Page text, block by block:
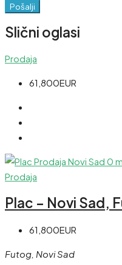
Pošalji
Slični oglasi
Prodaja
61,800EUR
Prodaja
Plac – Novi Sad,
61,800EUR
Futog, Novi Sad